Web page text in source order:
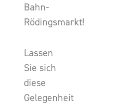
Bahn-
Rödingsmarkt!
Lassen
Sie sich
diese
Gelegenheit